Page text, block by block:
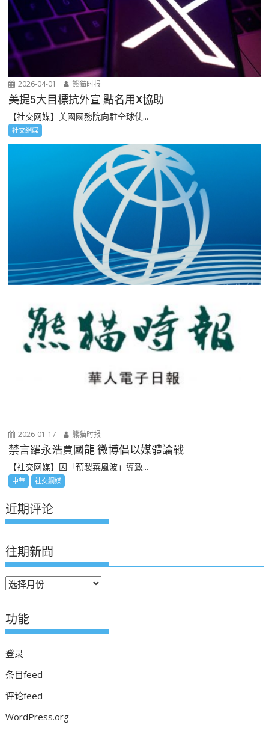
2026-04-01 熊猫时报
美提5大目標抗外宣 點名用X協助
【社交网媒】美國國務院向駐全球使...
社交網媒
2026-01-17 熊猫时报
禁言羅永浩賈國龍 微博倡以媒體論戰
【社交网媒】因「預製菜風波」導致...
中華 社交網媒
近期评论
往期新聞
往
新
聞
功能
登录
条目feed
评论feed
WordPress.org